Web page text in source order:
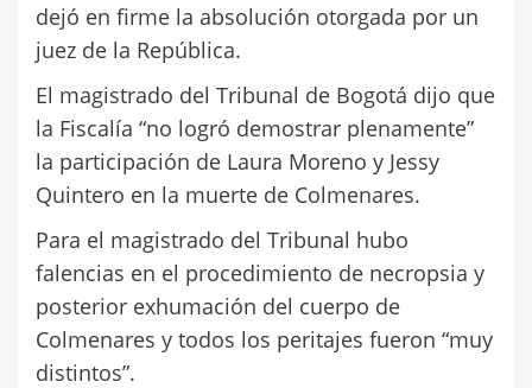
dejó en firme la absolución otorgada por un
juez de la República.
El magistrado del Tribunal de Bogotá dijo que
la Fiscalía “no logró demostrar plenamente”
la participación de Laura Moreno y Jessy
Quintero en la muerte de Colmenares.
Para el magistrado del Tribunal hubo
falencias en el procedimiento de necropsia y
posterior exhumación del cuerpo de
Colmenares y todos los peritajes fueron “muy
distintos”.